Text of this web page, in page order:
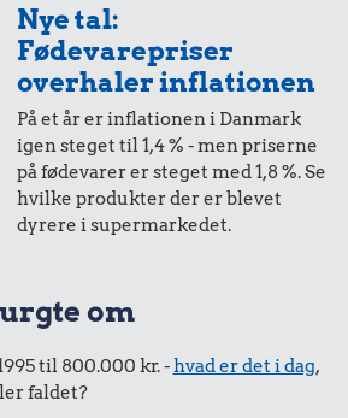
2,-
i 2005 i 2025
1,-
i 2005
= 1,-
i 2025
i 2005
Nye tal:
Fødevarepriser
overhaler inflationen
På et år er inflationen i Danmark
igen steget til 1,4 % - men priserne
på fødevarer er steget med 1,8 %. Se
hvilke produkter der er blevet
dyrere i supermarkedet.
om
til 800.000 kr. -hvad er det i dag,
faldet?